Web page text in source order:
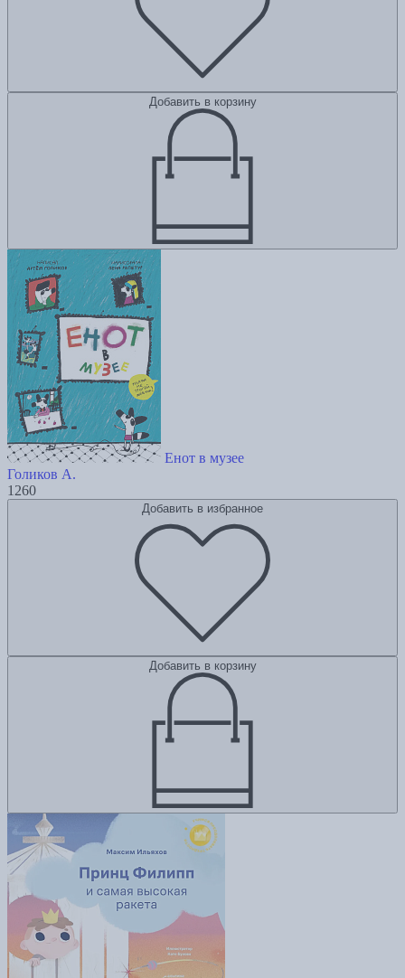
Добавить в корзину
Енот в музее
Голиков А.
1260
Добавить в избранное
Добавить в корзину